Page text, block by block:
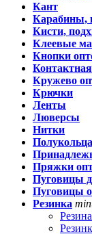
Кант
Карабины,
Кисти,
Клеевые
Кнопки
Кружево
Крючки
Ленты
Люверсы
Нитки
Полукольца
Пряжки
Пуговицы
Пуговицы
Резинка